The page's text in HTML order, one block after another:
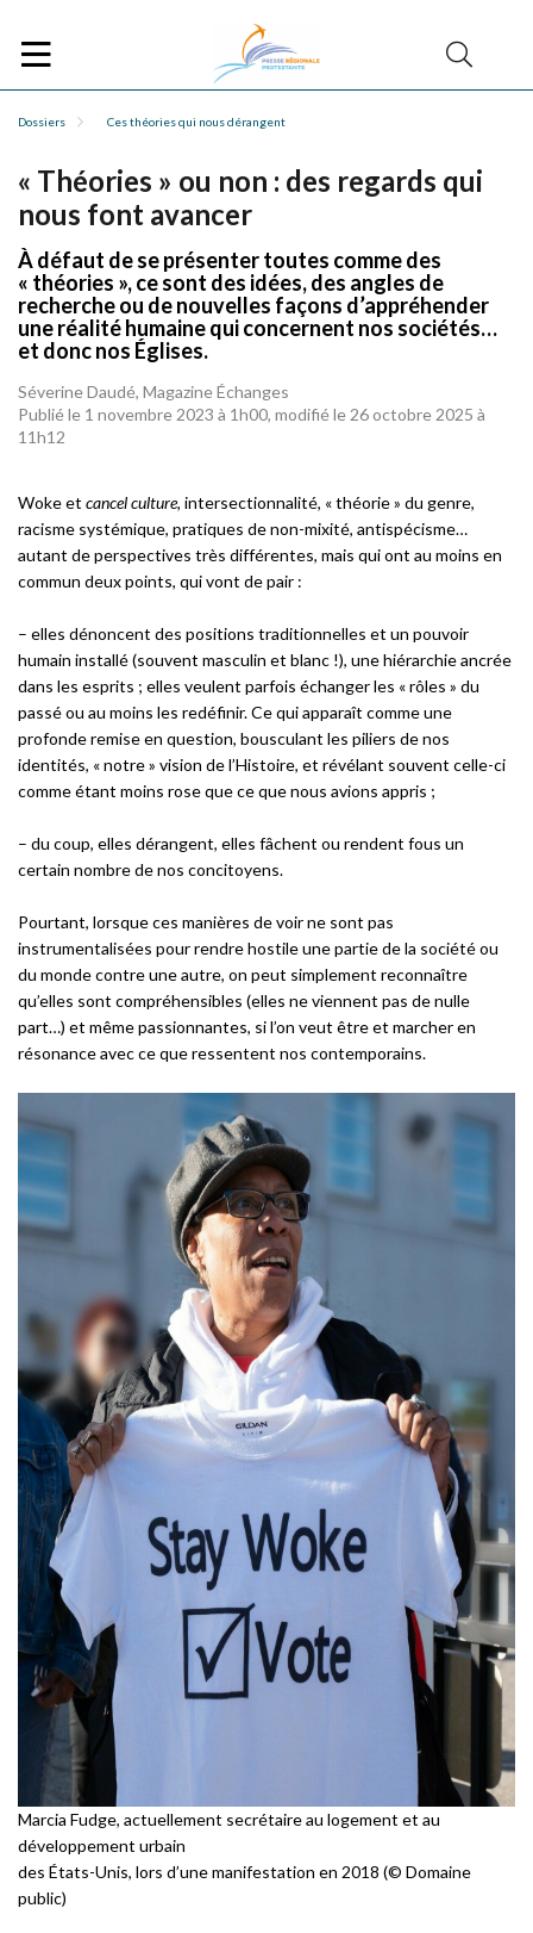
Dossiers Ces théories qui nous dérangent
« Théories » ou non : des regards qui
nous font avancer
À défaut de se présenter toutes comme des
« théories », ce sont des idées, des angles de
recherche ou de nouvelles façons d’appréhender
une réalité humaine qui concernent nos sociétés…
et donc nos Églises.
Séverine Daudé, Magazine Échanges
Publié le 1 novembre 2023 à 1h00, modifié le 26 octobre 2025 à
11h12
Woke et cancel culture, intersectionnalité, « théorie » du genre,
racisme systémique, pratiques de non-mixité, antispécisme…
autant de perspectives très différentes, mais qui ont au moins en
commun deux points, qui vont de pair :
– elles dénoncent des positions traditionnelles et un pouvoir
humain installé (souvent masculin et blanc !), une hiérarchie ancrée
dans les esprits ; elles veulent parfois échanger les « rôles » du
passé ou au moins les redéfinir. Ce qui apparaît comme une
profonde remise en question, bousculant les piliers de nos
identités, « notre » vision de l’Histoire, et révélant souvent celle-ci
comme étant moins rose que ce que nous avions appris ;
– du coup, elles dérangent, elles fâchent ou rendent fous un
certain nombre de nos concitoyens.
Pourtant, lorsque ces manières de voir ne sont pas
instrumentalisées pour rendre hostile une partie de la société ou
du monde contre une autre, on peut simplement reconnaître
qu’elles sont compréhensibles (elles ne viennent pas de nulle
part…) et même passionnantes, si l’on veut être et marcher en
résonance avec ce que ressentent nos contemporains.
Marcia Fudge, actuellement secrétaire au logement et au
développement urbain
des États-Unis, lors d’une manifestation en 2018 (© Domaine
public)